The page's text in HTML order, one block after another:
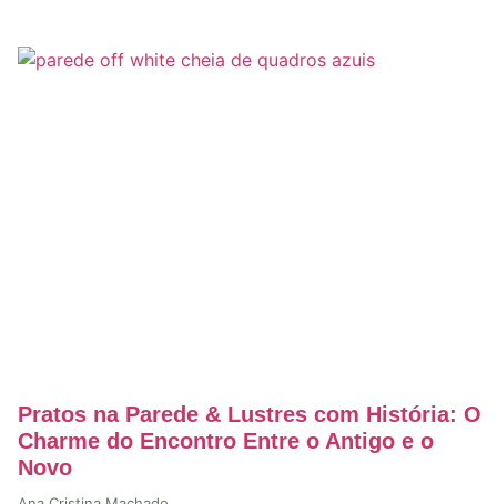
Pratos na Parede & Lustres com História: O
Charme do Encontro Entre o Antigo e o
Novo